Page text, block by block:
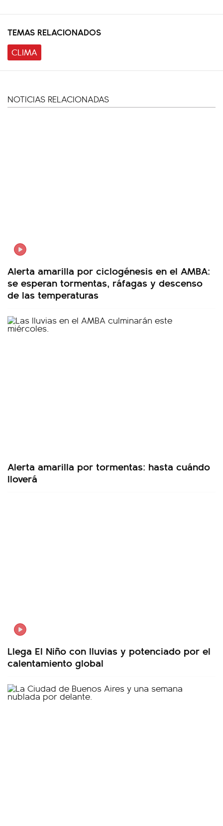
TEMAS RELACIONADOS
CLIMA
NOTICIAS RELACIONADAS
Alerta amarilla por ciclogénesis en el AMBA:
se esperan tormentas, ráfagas y descenso
de las temperaturas
Alerta amarilla por tormentas: hasta cuándo
lloverá
Llega El Niño con lluvias y potenciado por el
calentamiento global